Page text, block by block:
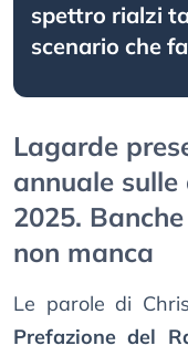
spettro rialzi
scenario che
Lagarde
annuale
2025.
non manca
Le parole di
Prefazione del